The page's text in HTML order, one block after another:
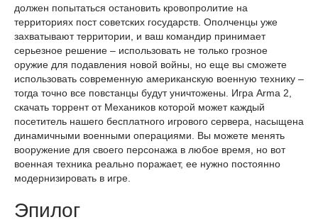
должен попытаться остановить кровопролитие на
территориях пост советских государств. Ополченцы уже
захватывают территории, и ваш командир принимает
серьезное решение – использовать не только грозное
оружие для подавления новой войны, но еще вы сможете
использовать современную американскую военную технику –
тогда точно все повстанцы будут уничтожены. Игра Arma 2,
скачать торрент от Механиков которой может каждый
посетитель нашего бесплатного игрового сервера, насыщена
динамичными военными операциями. Вы можете менять
вооружение для своего персонажа в любое время, но вот
военная техника реально поражает, ее нужно постоянно
модернизировать в игре.
Эпилог